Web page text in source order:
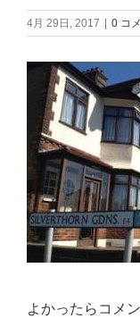
4月 29日, 2017 0 コ
よかったらコメ